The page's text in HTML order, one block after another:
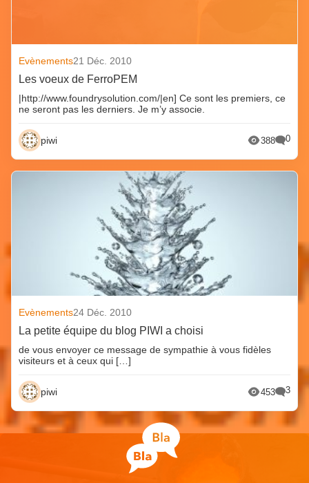
Evènements21 Déc. 2010
Les voeux de FerroPEM
|http://www.foundrysolution.com/|en] Ce sont les premiers, ce
ne seront pas les derniers. Je m’y associe.
piwi 388 0
Evènements24 Déc. 2010
La petite équipe du blog PIWI a choisi
de vous envoyer ce message de sympathie à vous fidèles
visiteurs et à ceux qui […]
piwi 453 3